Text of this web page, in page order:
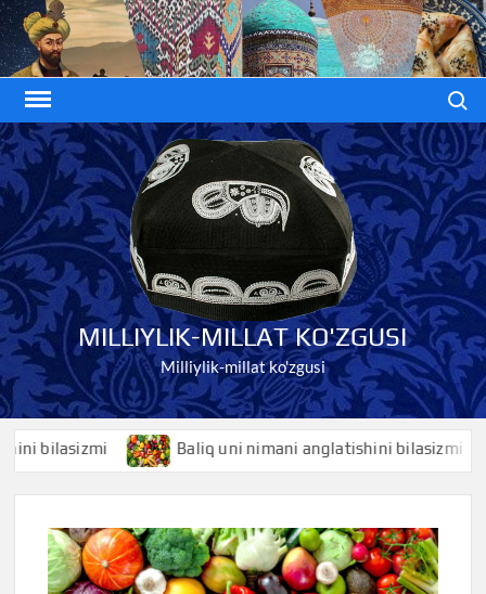
Skip
to
content
MILLIYLIK-MILLAT KO'ZGUSI
Milliylik-millat ko'zgusi
Baliq uni nimani anglatishini bilasizmi